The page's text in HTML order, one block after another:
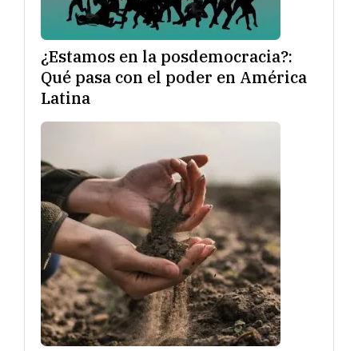
¿Estamos en la posdemocracia?:
Qué pasa con el poder en América
Latina